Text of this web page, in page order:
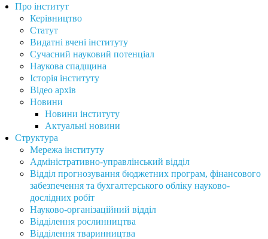
Про інститут
Керівництво
Статут
Видатні вчені інституту
Сучасний науковий потенціал
Наукова спадщина
Історія інституту
Відео архів
Новини
Новини інституту
Актуальні новини
Структура
Мережа інституту
Адміністративно-управлінський відділ
Відділ прогнозування бюджетних програм, фінансового
забезпечення та бухгалтерського обліку науково-
дослідних робіт
Науково-організаційний відділ
Відділення рослинництва
Відділення тваринництва